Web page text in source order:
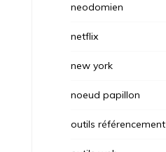
neodomien
netflix
new york
noeud papillon
outils référencement